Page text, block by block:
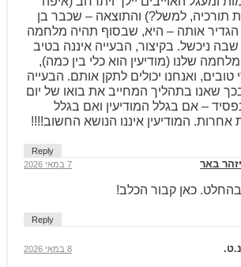
תורכיה, למשל?) והתוצאה – שכבר בן
הגדיר אותה – היא, שבסוף תהיה מלחמה
ניכשל. בקיצור, הבעייה איננה בטיב
שלנו (מודיעין הוא כלי בין כמה),
טובים, ואנחנו יכולים לתקן אותם. הבעייה
שאנו בתהליך המחייב את בואו של יום
– אם בגלל המודיעין ואם בגלל
אחרות. המודיעין איננו הנושא החשוב!!!!
Reply
יזהר באר 7 במאי 2026
בהחלט. כאן קבור הכלב!
Reply
נ.ט. 8 במאי 2026